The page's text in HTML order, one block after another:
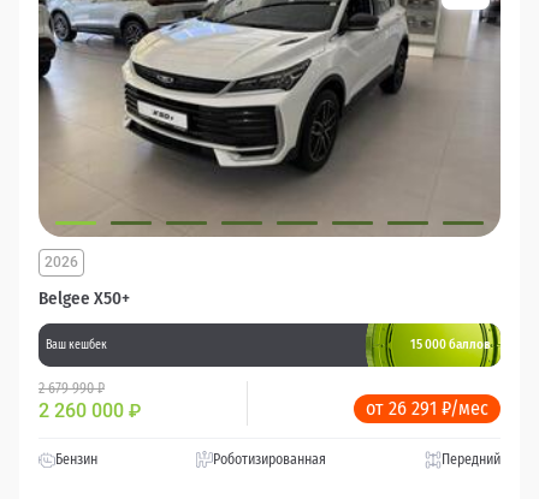
Belgee X50+
2026
Ваш кешбек 15 000 баллов
2 679 990 ₽
2 260 000 ₽ от 26 291 ₽/мес
Бензин Роботизированная Передний